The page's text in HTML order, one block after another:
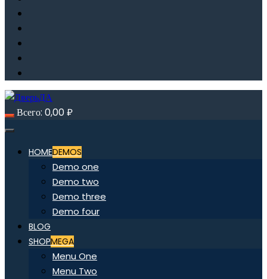
Всего: 0,00₽
HOMEDEMOS
Demo one
Demo two
Demo three
Demo four
BLOG
SHOPMEGA
Menu One
Menu Two